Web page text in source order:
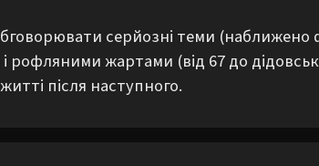
серйозні теми (наближено
рофляними жартами (від 67 до
після наступного.